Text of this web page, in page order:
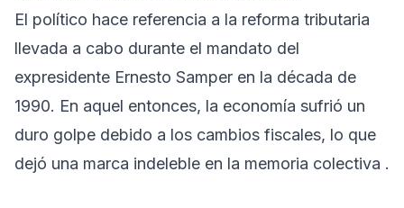
El político hace referencia a la reforma tributaria
llevada a cabo durante el mandato del
expresidente Ernesto Samper en la década de
1990. En aquel entonces, la economía sufrió un
duro golpe debido a los cambios fiscales, lo que
dejó una marca indeleble en la memoria colectiva .